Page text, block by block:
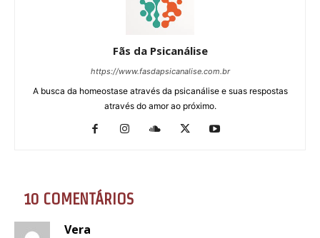
Fãs da Psicanálise
https://www.fasdapsicanalise.com.br
A busca da homeostase através da psicanálise e suas respostas
através do amor ao próximo.
10 COMENTÁRIOS
Vera